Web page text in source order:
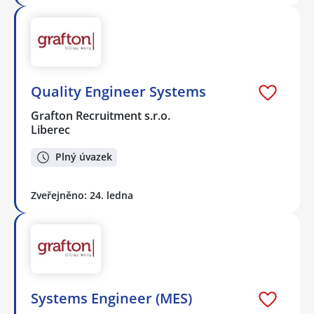
Quality Engineer Systems
Grafton Recruitment s.r.o.
Liberec
Plný úvazek
Zveřejněno: 24. ledna
Systems Engineer (MES)